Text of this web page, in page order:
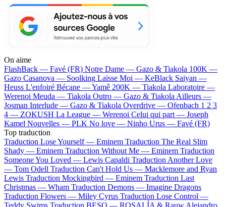
On aime
FlashBack — Favé (FR) Notre Dame — Gazo & Tiakola 100K —
Gazo Casanova — Soolking Laisse Moi — KeBlack Saiyan —
Heuss L'enfoiré Bécane —Yamê 200K — Tiakola Laboratoire —
Werenoi Meuda — Tiakola Outro — Gazo & Tiakola Ailleurs —
Josman Interlude — Gazo & Tiakola Overdrive — Ofenbach 1 2 3
4 — ZOKUSH La League — Werenoi Celui qui part — Joseph
Kamel Nouvelles — PLK No love — Ninho Urus — Favé (FR)
Top traduction
Traduction Lose Yourself — Eminem Traduction The Real Slim
Shady — Eminem Traduction Without Me — Eminem Traduction
Someone You Loved — Lewis Capaldi Traduction Another Love
— Tom Odell Traduction Can't Hold Us — Macklemore and Ryan
Lewis Traduction Mockingbird — Eminem Traduction Last
Christmas — Wham Traduction Demons — Imagine Dragons
Traduction Flowers — Miley Cyrus Traduction Lose Control —
Teddy Swims Traduction BESO — ROSALÍA & Rauw Alejandro